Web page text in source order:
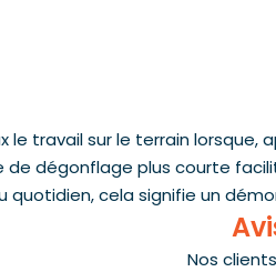
le travail sur le terrain
de dégonflage plus courte
quotidien, cela signifie un
Nos